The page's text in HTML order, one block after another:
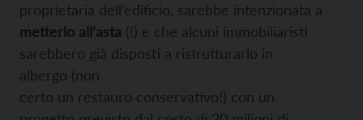
proprietaria dell’edificio, sarebbe intenzionata a
metterlo all’asta (!) e che alcuni immobiliaristi
sarebbero già disposti a ristrutturarlo in
albergo (non
certo un restauro conservativo!) con un